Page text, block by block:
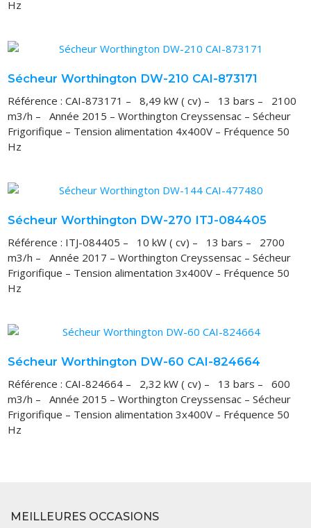
Hz
Sécheur Worthington DW-210 CAI-873171
Référence : CAI-873171 – 8,49 kW ( cv) – 13 bars – 2100
m3/h – Année 2015 – Worthington Creyssensac – Sécheur
Frigorifique – Tension alimentation 4x400V – Fréquence 50
Hz
Sécheur Worthington DW-270 ITJ-084405
Référence : ITJ-084405 – 10 kW ( cv) – 13 bars – 2700
m3/h – Année 2017 – Worthington Creyssensac – Sécheur
Frigorifique – Tension alimentation 3x400V – Fréquence 50
Hz
Sécheur Worthington DW-60 CAI-824664
Référence : CAI-824664 – 2,32 kW ( cv) – 13 bars – 600
m3/h – Année 2015 – Worthington Creyssensac – Sécheur
Frigorifique – Tension alimentation 3x400V – Fréquence 50
Hz
MEILLEURES OCCASIONS